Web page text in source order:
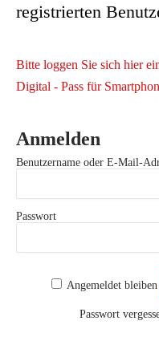
registrierten
Bitte loggen Sie sich hier
Digital - Pass für
Anmelden
Benutzername oder E-Mail-
Passwort
Angemeldet bleiben
Passwort